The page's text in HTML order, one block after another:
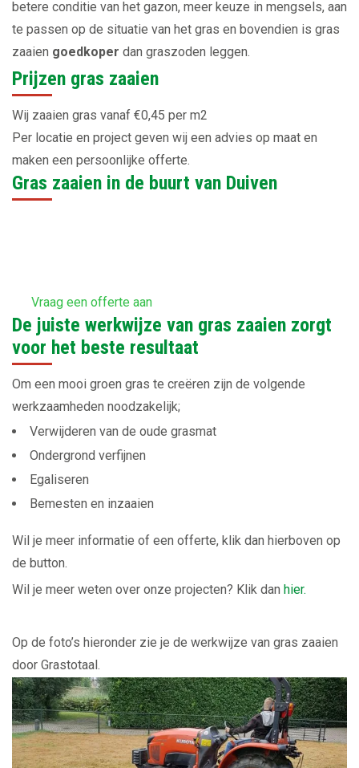
betere conditie van het gazon, meer keuze in mengsels, aan
te passen op de situatie van het gras en bovendien is gras
zaaien goedkoper dan graszoden leggen.
Prijzen gras zaaien
Wij zaaien gras vanaf €0,45 per m2
Per locatie en project geven wij een advies op maat en
maken een persoonlijke offerte.
Gras zaaien in de buurt van Duiven
Vraag een offerte aan
De juiste werkwijze van gras zaaien zorgt
voor het beste resultaat
Om een mooi groen gras te creëren zijn de volgende
werkzaamheden noodzakelijk;
Verwijderen van de oude grasmat
Ondergrond verfijnen
Egaliseren
Bemesten en inzaaien
Wil je meer informatie of een offerte, klik dan hierboven op
de button.
Wil je meer weten over onze projecten? Klik dan hier.
Op de foto’s hieronder zie je de werkwijze van gras zaaien
door Grastotaal.